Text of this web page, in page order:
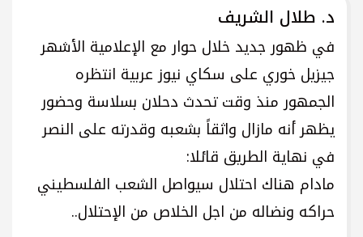
د. طلال الشريف
في ظهور جديد خلال حوار مع الإعلامية الأشهر
جيزيل خوري على سكاي نيوز عربية انتظره
الجمهور منذ وقت تحدث دحلان بسلاسة وحضور
يظهر أنه مازال واثقاً بشعبه وقدرته على النصر
في نهاية الطريق قائلا:
مادام هناك احتلال سيواصل الشعب الفلسطيني
حراكه ونضاله من اجل الخلاص من الإحتلال..